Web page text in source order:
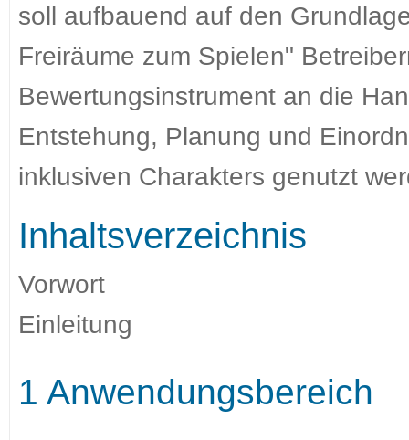
soll aufbauend auf den
Freiräume zum Spielen"
Bewertungsinstrument an die
Entstehung, Planung und
inklusiven Charakters genutzt
Inhaltsverzeichnis
Vorwort
Einleitung
1 Anwendungsbereich